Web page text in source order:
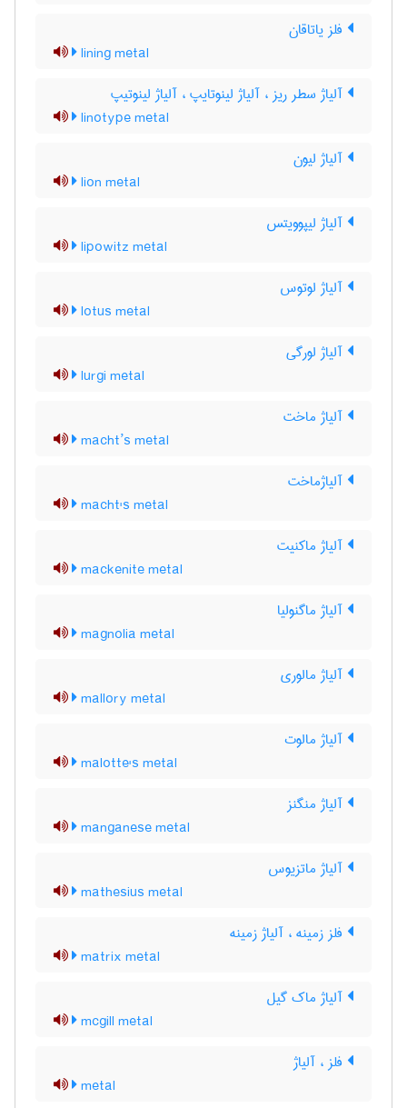
فلز یاتاقان
lining metal
آلیاژ سطر ریز ، آلیاژ لینوتایپ ، آلیاژ لینوتیپ
linotype metal
آلیاژ لیون
lion metal
آلیاژ لیپوویتس
lipowitz metal
آلیاژ لوتوس
lotus metal
آلیاژ لورگی
lurgi metal
آلیاژ ماخت
macht’s metal
آلیاژماخت
macht's metal
آلیاژ ماکنیت
mackenite metal
آلیاژ ماگنولیا
magnolia metal
آلیاژ مالوری
mallory metal
آلیاژ مالوت
malotte's metal
آلیاژ منگنز
manganese metal
آلیاژ ماتزیوس
mathesius metal
فلز زمینه ، آلیاژ زمینه
matrix metal
آلیاژ ماک گیل
mcgill metal
فلز ، آلیاژ
metal